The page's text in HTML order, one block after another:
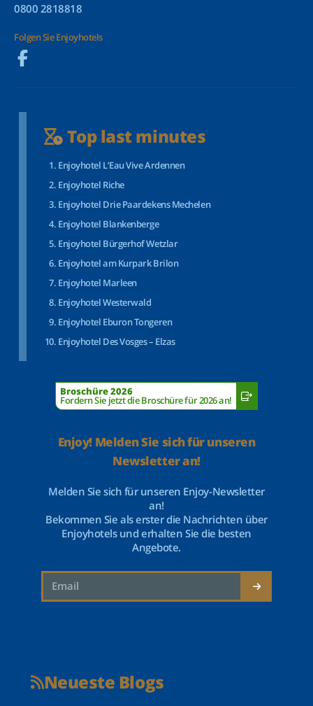
0800 2818818
Folgen Sie Enjoyhotels
Top last minutes
Enjoyhotel L’Eau Vive Ardennen
Enjoyhotel Riche
Enjoyhotel Drie Paardekens Mechelen
Enjoyhotel Blankenberge
Enjoyhotel Bürgerhof Wetzlar
Enjoyhotel am Kurpark Brilon
Enjoyhotel Marleen
Enjoyhotel Westerwald
Enjoyhotel Eburon Tongeren
Enjoyhotel Des Vosges – Elzas
Broschüre 2026
Fordern Sie jetzt die Broschüre für 2026 an!
Enjoy! Melden Sie sich für unseren
Newsletter an!
Melden Sie sich für unseren Enjoy-Newsletter
an!
Bekommen Sie als erster die Nachrichten über
Enjoyhotels und erhalten Sie die besten
Angebote.
Neueste Blogs